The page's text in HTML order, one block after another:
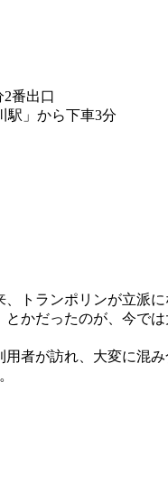
番出口
駅」から下車3分
トランポリンが立派に
かだったのが、今で
者が訪れ、大変に混